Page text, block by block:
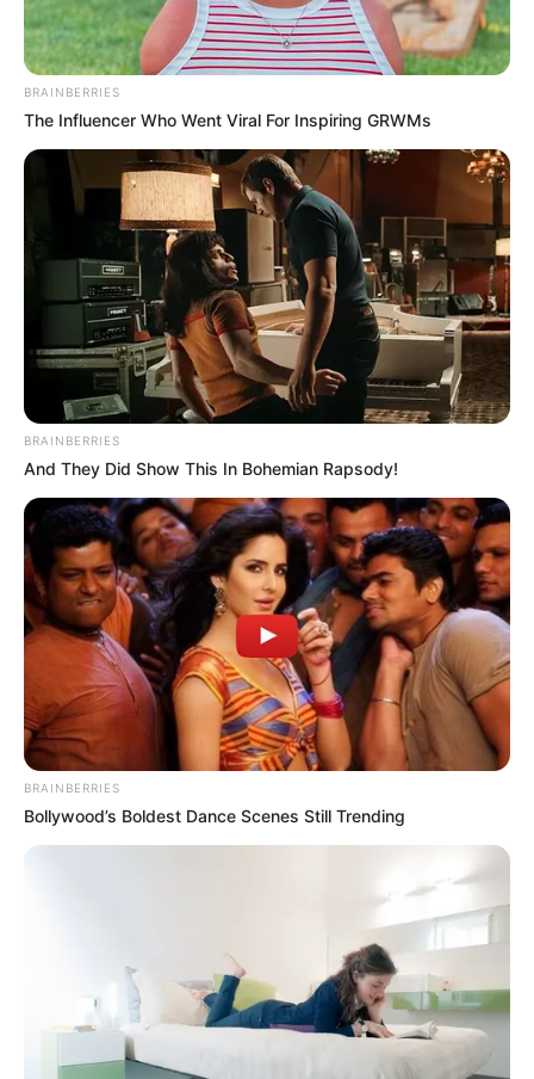
BRAINBERRIES
The Influencer Who Went Viral For Inspiring GRWMs
BRAINBERRIES
And They Did Show This In Bohemian Rapsody!
BRAINBERRIES
Bollywood’s Boldest Dance Scenes Still Trending